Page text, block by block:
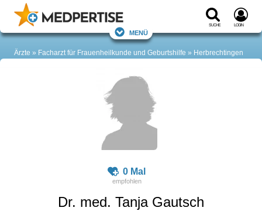
Suche Login
Menü
Ärzte Facharzt für Frauenheilkunde und Geburtshilfe Herbrechtingen
0 Mal
Dr. med. Tanja Gautsch